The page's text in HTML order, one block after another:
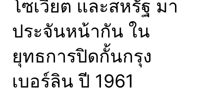
โซเวียต และสหรัฐ มา
ประจันหน้ากัน ใน
ยุทธการปิดกั้นกรุง
เบอร์ลิน ปี 1961